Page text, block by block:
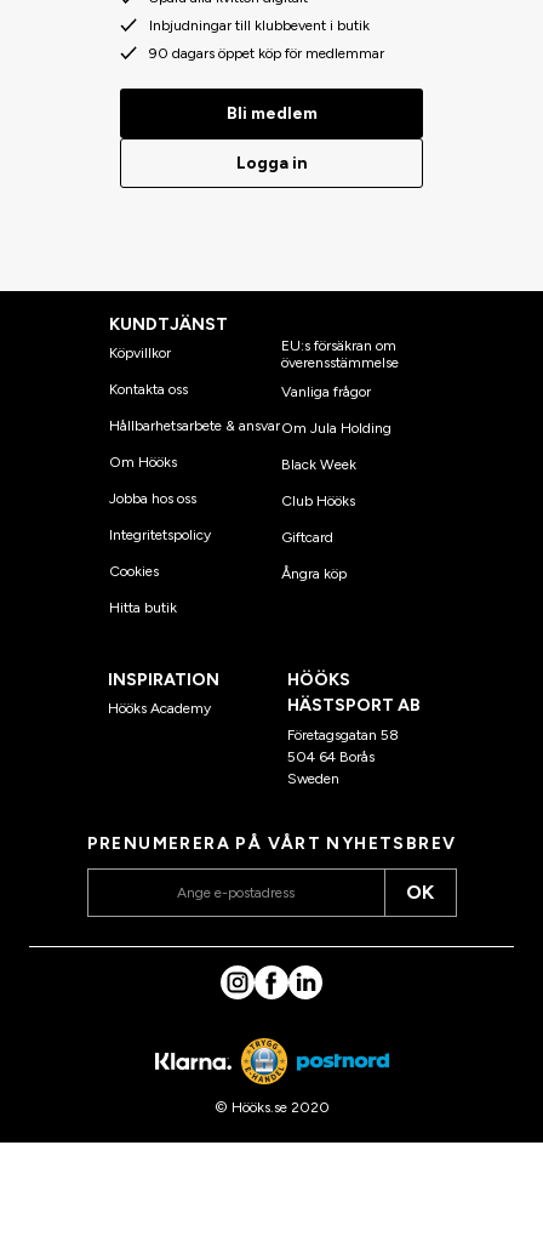
Inbjudningar till klubbevent i butik
90 dagars öppet köp för medlemmar
Bli medlem
Logga in
KUNDTJÄNST
Köpvillkor
Kontakta oss
Hållbarhetsarbete & ansvar
Om Hööks
Jobba hos oss
Integritetspolicy
Cookies
Hitta butik
EU:s försäkran om
överensstämmelse
Vanliga frågor
Om Jula Holding
Black Week
Club Hööks
Giftcard
Ångra köp
INSPIRATION
Hööks Academy
HÖÖKS
HÄSTSPORT AB
Företagsgatan 58
504 64 Borås
Sweden
PRENUMERERA PÅ VÅRT NYHETSBREV
OK
© Hööks.se 2020